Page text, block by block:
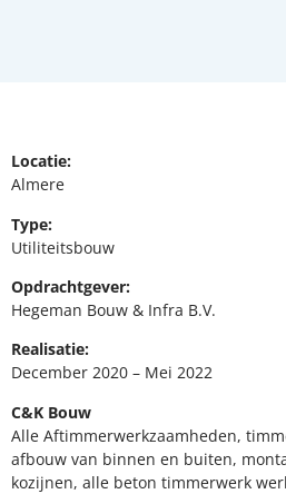
Locatie:
Almere
Type:
Utiliteitsbouw
Opdrachtgever:
Hegeman Bouw & Infra B.V.
Realisatie:
December 2020 – Mei 2022
C&K Bouw
Alle Aftimmerwerkzaamheden,
afbouw van binnen en buiten,
kozijnen, alle beton timmerwerk